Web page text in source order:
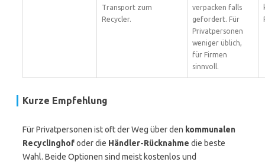
Transport zum
Recycler.
verpacken falls
gefordert. Für
Privatpersonen
weniger üblich,
für Firmen
sinnvoll.
Kurze Empfehlung
Für Privatpersonen ist oft der Weg über den kommunalen
Recyclinghofoder die Händler-Rücknahme die beste
Wahl. Beide Optionen sind meist kostenlos und